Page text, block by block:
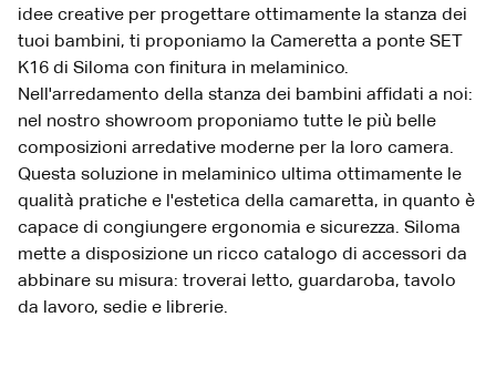
idee creative per progettare ottimamente la stanza dei
tuoi bambini, ti proponiamo la Cameretta a ponte SET
K16 di Siloma con finitura in melaminico.
Nell'arredamento della stanza dei bambini affidati a noi:
nel nostro showroom proponiamo tutte le più belle
composizioni arredative moderne per la loro camera.
Questa soluzione in melaminico ultima ottimamente le
qualità pratiche e l'estetica della camaretta, in quanto è
capace di congiungere ergonomia e sicurezza. Siloma
mette a disposizione un ricco catalogo di accessori da
abbinare su misura: troverai letto, guardaroba, tavolo
da lavoro, sedie e librerie.